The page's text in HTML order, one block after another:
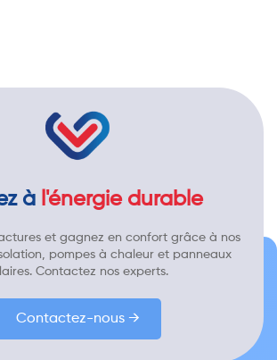
à l'énergie durable
et gagnez en confort grâce à nos
pompes à chaleur et panneaux
Contactez nos experts.
Contactez-nous →